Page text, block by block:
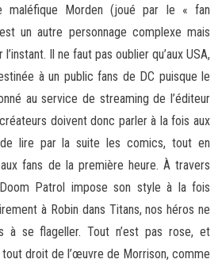
maléfique Morden (joué par le « fan
un autre personnage complexe mais
Il ne faut pas oublier qu’aux USA,
à un public fans de DC puisque le
au service de streaming de l’éditeur
doivent donc parler à la fois aux
lire par la suite les comics, tout en
fans de la première heure. À travers
Patrol impose son style à la fois
à Robin dans Titans, nos héros ne
à se flageller. Tout n’est pas rose, et
droit de l’œuvre de Morrison, comme